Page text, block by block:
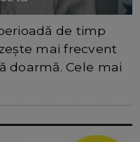
de timp
mai frecvent
doarmă. Cele mai